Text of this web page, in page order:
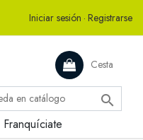
Iniciar sesión · Registrarse
Cesta

Franquíciate